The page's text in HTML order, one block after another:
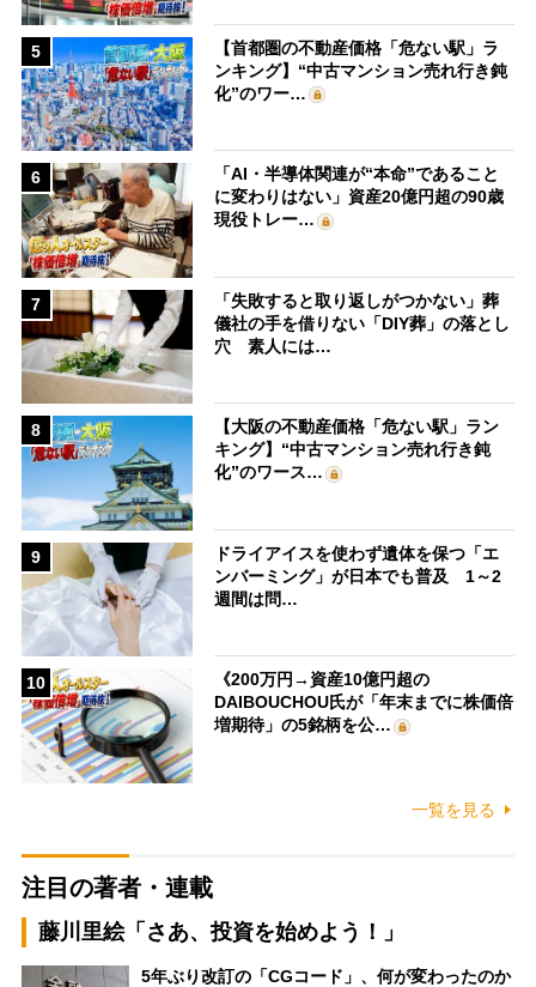
5
【首都圏の不動産価格「危ない駅」ラ
ンキング】“中古マンション売れ行き鈍
化”のワー…
6
「AI・半導体関連が“本命”であること
に変わりはない」資産20億円超の90歳
現役トレー…
7
「失敗すると取り返しがつかない」葬
儀社の手を借りない「DIY葬」の落とし
穴 素人には…
8
【大阪の不動産価格「危ない駅」ラン
キング】“中古マンション売れ行き鈍
化”のワース…
9
ドライアイスを使わず遺体を保つ「エ
ンバーミング」が日本でも普及 1～2
週間は問…
10
《200万円→資産10億円超の
DAIBOUCHOU氏が「年末までに株価倍
増期待」の5銘柄を公…
一覧を見る
注目の著者・連載
藤川里絵「さあ、投資を始めよう！」
5年ぶり改訂の「CGコード」、何が変わったのか